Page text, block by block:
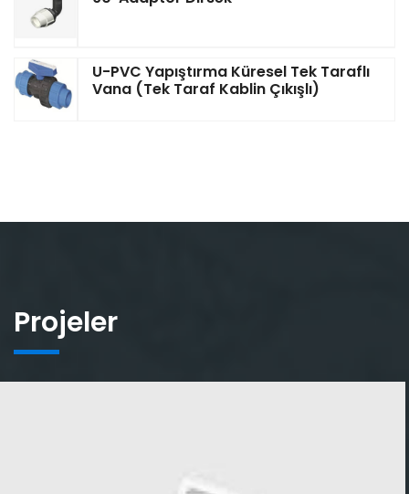
U-PVC Yapıştırma Küresel Tek Taraflı
Vana (Tek Taraf Kablin Çıkışlı)
Projeler